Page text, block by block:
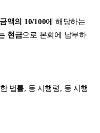
액의 10/100에 해당하는
현금으로 본회에 납부하
법률, 동 시행령, 동 시행